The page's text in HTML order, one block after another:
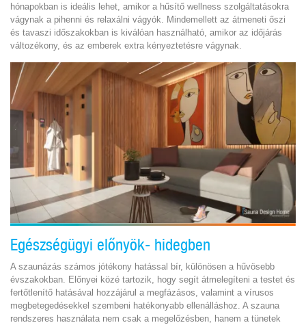
hónapokban is ideális lehet, amikor a hűsítő wellness szolgáltatásokra
vágynak a pihenni és relaxálni vágyók. Mindemellett az átmeneti őszi
és tavaszi időszakokban is kiválóan használható, amikor az időjárás
változékony, és az emberek extra kényeztetésre vágynak.
Egészségügyi előnyök- hidegben
A szaunázás számos jótékony hatással bír, különösen a hűvösebb
évszakokban. Előnyei közé tartozik, hogy segít átmelegíteni a testet és
fertőtlenítő hatásával hozzájárul a megfázásos, valamint a vírusos
megbetegedésekkel szembeni hatékonyabb ellenálláshoz. A szauna
rendszeres használata nem csak a megelőzésben, hanem a tünetek